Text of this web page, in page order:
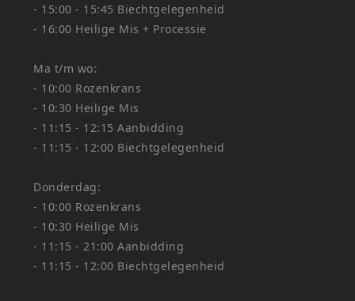
- 15:00 - 15:45 Biechtgelegenheid
- 16:00 Heilige Mis + Processie
Ma t/m wo:
- 10:00 Rozenkrans
- 10:30 Heilige Mis
- 11:15 - 12:15 Aanbidding
- 11:15 - 12:00 Biechtgelegenheid
Donderdag:
- 10:00 Rozenkrans
- 10:30 Heilige Mis
- 11:15 - 21:00 Aanbidding
- 11:15 - 12:00 Biechtgelegenheid